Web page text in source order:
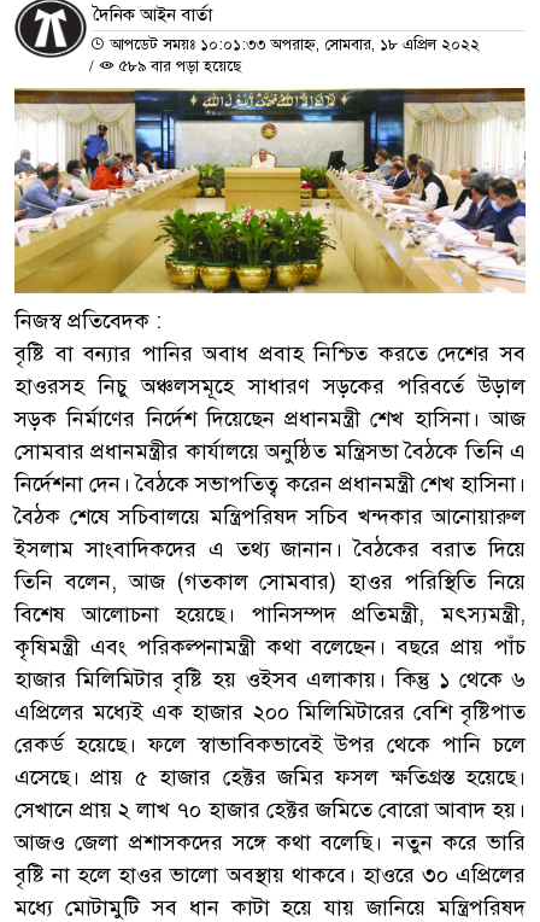
দৈনিক আইন বার্তা
আপডেট সময়ঃ ১০:০১:৩৩ অপরাহ্ন, সোমবার, ১৮ এপ্রিল ২০২২
/
৫৮৯ বার পড়া হয়েছে
নিজস্ব প্রতিবেদক :
বৃষ্টি বা বন্যার পানির অবাধ প্রবাহ নিশ্চিত করতে দেশের সব
হাওরসহ নিচু অঞ্চলসমূহে সাধারণ সড়কের পরিবর্তে উড়াল
সড়ক নির্মাণের নির্দেশ দিয়েছেন প্রধানমন্ত্রী শেখ হাসিনা। আজ
সোমবার প্রধানমন্ত্রীর কার্যালয়ে অনুষ্ঠিত মন্ত্রিসভা বৈঠকে তিনি এ
নির্দেশনা দেন। বৈঠকে সভাপতিত্ব করেন প্রধানমন্ত্রী শেখ হাসিনা।
বৈঠক শেষে সচিবালয়ে মন্ত্রিপরিষদ সচিব খন্দকার আনোয়ারুল
ইসলাম সাংবাদিকদের এ তথ্য জানান। বৈঠকের বরাত দিয়ে
তিনি বলেন, আজ (গতকাল সোমবার) হাওর পরিস্থিতি নিয়ে
বিশেষ আলোচনা হয়েছে। পানিসম্পদ প্রতিমন্ত্রী, মৎস্যমন্ত্রী,
কৃষিমন্ত্রী এবং পরিকল্পনামন্ত্রী কথা বলেছেন। বছরে প্রায় পাঁচ
হাজার মিলিমিটার বৃষ্টি হয় ওইসব এলাকায়। কিন্তু ১ থেকে ৬
এপ্রিলের মধ্যেই এক হাজার ২০০ মিলিমিটারের বেশি বৃষ্টিপাত
রেকর্ড হয়েছে। ফলে স্বাভাবিকভাবেই উপর থেকে পানি চলে
এসেছে। প্রায় ৫ হাজার হেক্টর জমির ফসল ক্ষতিগ্রস্ত হয়েছে।
সেখানে প্রায় ২ লাখ ৭০ হাজার হেক্টর জমিতে বোরো আবাদ হয়।
আজও জেলা প্রশাসকদের সঙ্গে কথা বলেছি। নতুন করে ভারি
বৃষ্টি না হলে হাওর ভালো অবস্থায় থাকবে। হাওরে ৩০ এপ্রিলের
মধ্যে মোটামুটি সব ধান কাটা হয়ে যায় জানিয়ে মন্ত্রিপরিষদ